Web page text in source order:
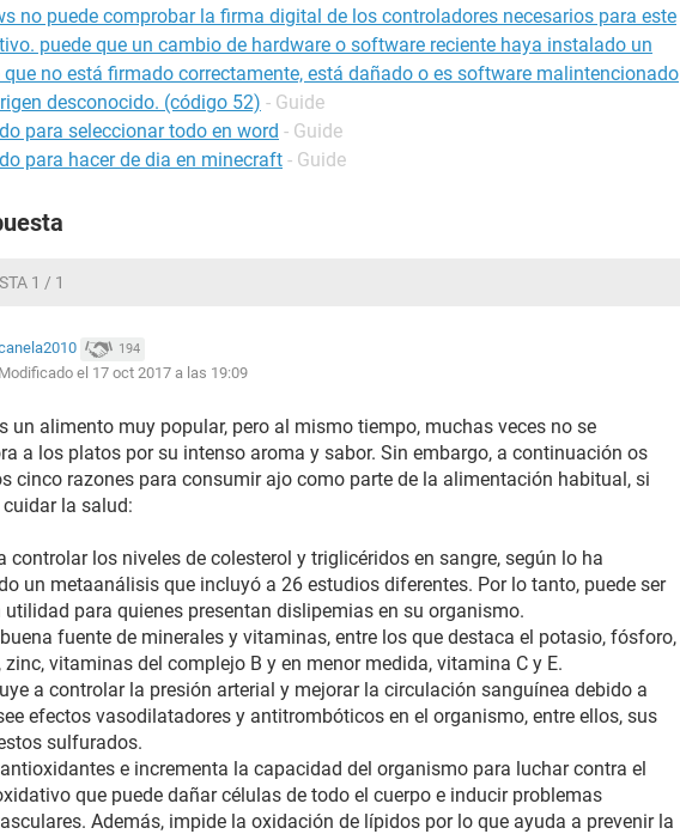
no puede comprobar la firma digital de los controladores necesarios para este
puede que un cambio de hardware o software reciente haya instalado un
que no está firmado correctamente, está dañado o es software malintencionado
desconocido. (código 52) - Guide
para seleccionar todo en word - Guide
para hacer de dia en minecraft - Guide
1 / 1
194
Modificado el 17 oct 2017 a las 19:09
un alimento muy popular, pero al mismo tiempo, muchas veces no se
a los platos por su intenso aroma y sabor. Sin embargo, a continuación os
cinco razones para consumir ajo como parte de la alimentación habitual, si
la salud:
controlar los niveles de colesterol y triglicéridos en sangre, según lo ha
un metaanálisis que incluyó a 26 estudios diferentes. Por lo tanto, puede ser
utilidad para quienes presentan dislipemias en su organismo.
fuente de minerales y vitaminas, entre los que destaca el potasio, fósforo,
zinc, vitaminas del complejo B y en menor medida, vitamina C y E.
a controlar la presión arterial y mejorar la circulación sanguínea debido a
efectos vasodilatadores y antitrombóticos en el organismo, entre ellos, sus
sulfurados.
e incrementa la capacidad del organismo para luchar contra el
que puede dañar células de todo el cuerpo e inducir problemas
Además, impide la oxidación de lípidos por lo que ayuda a prevenir la